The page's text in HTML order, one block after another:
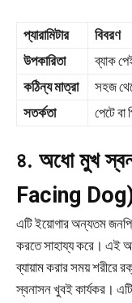
প্যারামিটার
বিবরণ
উপকারিতা
ব্যাক
কঠিন্য মাত্রা
সহজ
সতর্কতা
পেটে
৪. অধো মুখ
Facing Dog)
এটি ইয়োগার অন্যতম
করতে সাহায্য করে। এই
ব্যায়াম করার সময় শরীরে
স্বনাসন খুবই কার্যকর।